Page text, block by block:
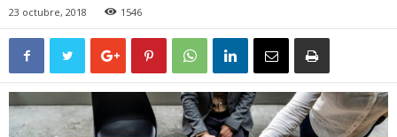
23 octubre, 2018 1546